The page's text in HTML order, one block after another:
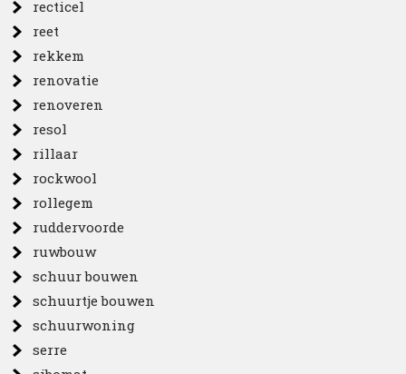
recticel
reet
rekkem
renovatie
renoveren
resol
rillaar
rockwool
rollegem
ruddervoorde
ruwbouw
schuur bouwen
schuurtje bouwen
schuurwoning
serre